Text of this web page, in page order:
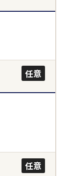
任意
任意